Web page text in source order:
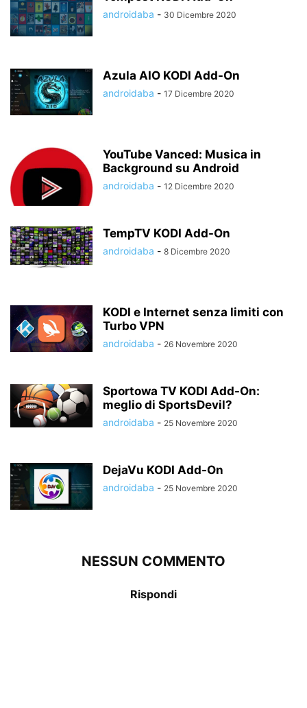
androidaba - 30 Dicembre 2020
Azula AIO KODI Add-On
androidaba - 17 Dicembre 2020
YouTube Vanced: Musica in
Background su Android
androidaba - 12 Dicembre 2020
TempTV KODI Add-On
androidaba - 8 Dicembre 2020
KODI e Internet senza limiti con
Turbo VPN
androidaba - 26 Novembre 2020
Sportowa TV KODI Add-On:
meglio di SportsDevil?
androidaba - 25 Novembre 2020
DejaVu KODI Add-On
androidaba - 25 Novembre 2020
NESSUN COMMENTO
Rispondi